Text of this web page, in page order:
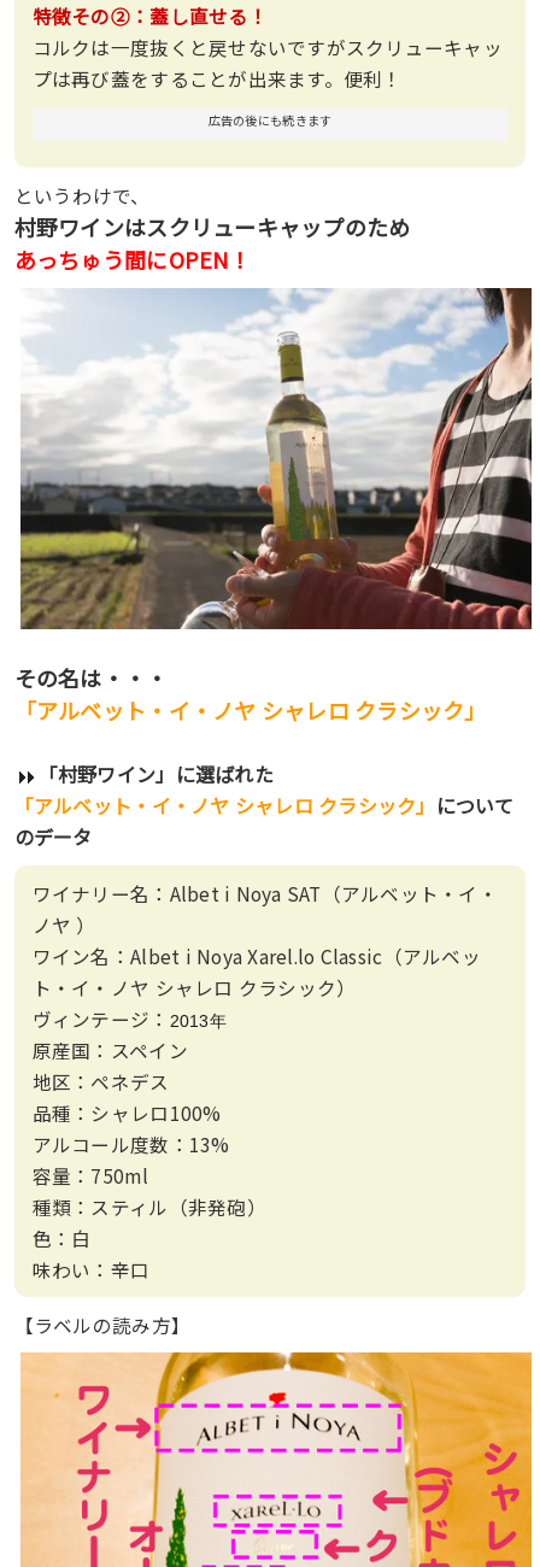
特徴その②： 蓋し直せる！
コルクは一度抜くと戻せないですがスクリューキャッ
プは再び蓋をすることが出来ます。便利！
広告の後にも続きます
というわけで、
村野ワインはスクリューキャップのため
あっちゅう間にOPEN！
その名は・・・
「アルベット・イ・ノヤ シャレロ クラシック」
「村野ワイン」に選ばれた
「アルベット・イ・ノヤ シャレロ クラシック」 について
のデータ
ワイナリー名：Albet i Noya SAT（アルベット・イ・
ノヤ ）
ワイン名：Albet i Noya Xarel.lo Classic（アルベッ
ト・イ・ノヤ シャレロ クラシック）
ヴィンテージ： 2013年
原産国：スペイン
地区：ペネデス
品種：シャレロ100%
アルコール度数：13%
容量：750ml
種類 ：スティル（非発砲）
色：白
味わい：辛口
【ラベルの読み方】